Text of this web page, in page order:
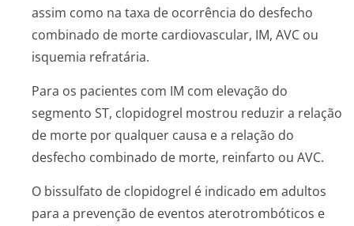
assim como na taxa de ocorrência do desfecho
combinado de morte cardiovascular, IM, AVC ou
isquemia refratária.
Para os pacientes com IM com elevação do
segmento ST, clopidogrel mostrou reduzir a relação
de morte por qualquer causa e a relação do
desfecho combinado de morte, reinfarto ou AVC.
O bissulfato de clopidogrel é indicado em adultos
para a prevenção de eventos aterotrombóticos e